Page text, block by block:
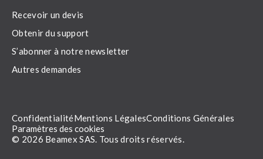
Recevoir un devis
Obtenir du support
S’abonner à notre newsletter
Autres demandes
© 2026 Beamex SAS. Tous droits réservés.
ConfidentialitéMentions LégalesConditions Générales
Paramètres des cookies